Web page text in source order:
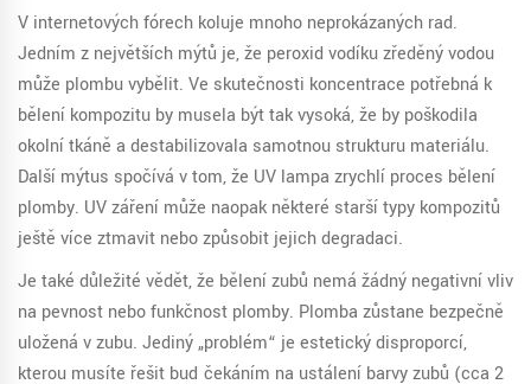
V internetových fórech koluje mnoho neprokázaných rad.
Jedním z největších mýtů je, že peroxid vodíku zředěný vodou
může plombu vybělit. Ve skutečnosti koncentrace potřebná k
bělení kompozitu by musela být tak vysoká, že by poškodila
okolní tkáně a destabilizovala samotnou strukturu materiálu.
Další mýtus spočívá v tom, že UV lampa zrychlí proces bělení
plomby. UV záření může naopak některé starší typy kompozitů
ještě více ztmavit nebo způsobit jejich degradaci.
Je také důležité vědět, že bělení zubů nemá žádný negativní vliv
na pevnost nebo funkčnost plomby. Plomba zůstane bezpečně
uložená v zubu. Jediný „problém“ je estetický disproporcí,
kterou musíte řešit buď čekáním na ustálení barvy zubů (cca 2